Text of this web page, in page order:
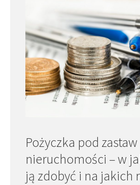
Pożyczka pod zastaw
nieruchomości – w
ją zdobyć i na jakich